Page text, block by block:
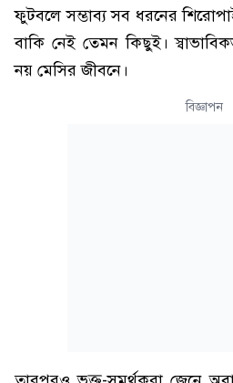
ফুটবলে সম্ভাব্য সব ধরনের
বাকি নেই তেমন কিছুই।
নয় মেসির জীবনে।
বিজ্ঞাপন